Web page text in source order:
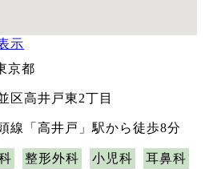
示
京都
区高井戸東2丁目
線「高井戸」駅から徒歩8分
整形外科 小児科
耳鼻科